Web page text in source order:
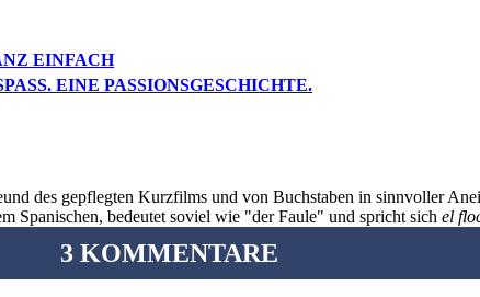
EINFACH
EINE PASSIONSGESCHICHTE.
des gepflegten Kurzfilms und von Buchstaben in sinnvoller
Spanischen, bedeutet soviel wie "der Faule" und spricht sich el
3 KOMMENTARE